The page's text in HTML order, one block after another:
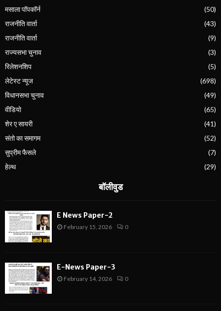
मसाला पॉपकॉर्न
(50)
राजनीति वार्ता
(43)
राजनीति वार्ता
(9)
राज्यसभा चुनाव
(3)
रिलेशनशिप
(5)
लेटेस्ट न्यूज
(698)
विधानसभा चुनाव
(49)
वीडियो
(65)
शेर ए सायरी
(41)
संतो का समागम
(52)
सुप्रीम फैसले
(7)
हेल्थ
(29)
बॉलीवुड
E News Paper-2
February 15, 2026 0
E-News Paper-3
February 14, 2026 0